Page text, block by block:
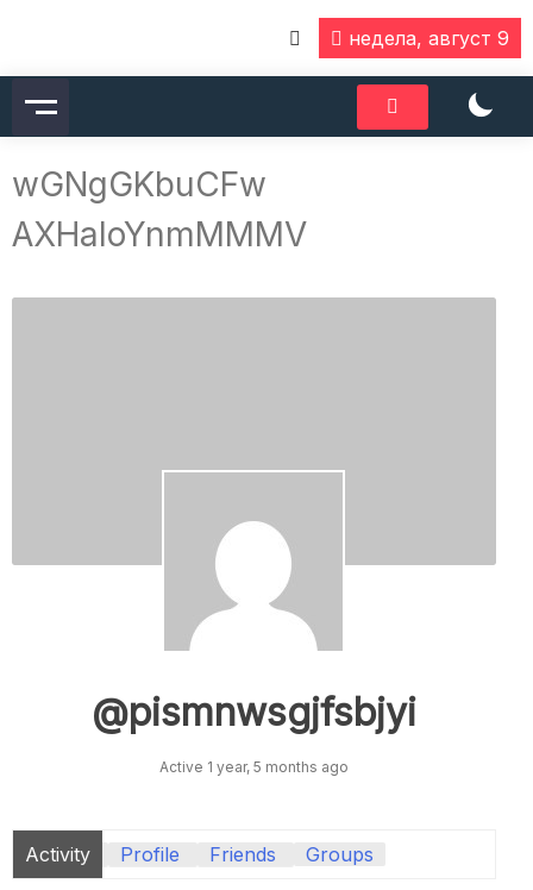
content
недела, август 9
wGNgGKbuCFw
AXHaIoYnmMMMV
@pismnwsgjfsbjyi
Active 1 year, 5 months ago
Activity Profile Friends Groups